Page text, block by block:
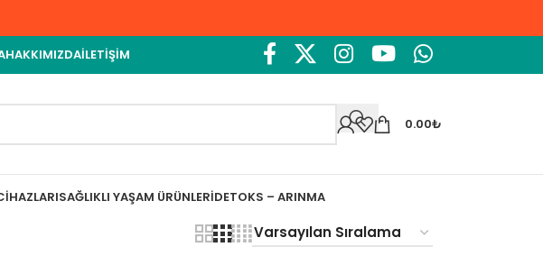
HAKKIMIZDAİLETIŞIM
0.00₺
SAĞLIKLI YAŞAM ÜRÜNLERIDETOKS – ARINMA